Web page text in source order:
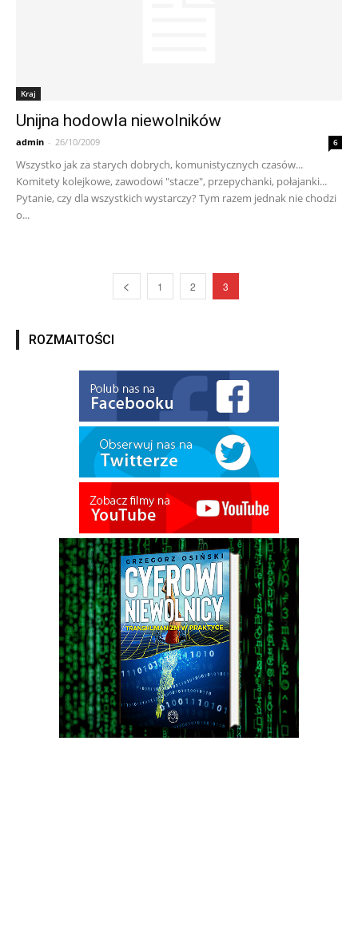
Kraj
Unijna hodowla niewolników
admin - 26/10/2009 6
Wszystko jak za starych dobrych, komunistycznych czasów...
Komitety kolejkowe, zawodowi "stacze", przepychanki, połajanki...
Pytanie, czy dla wszystkich wystarczy? Tym razem jednak nie chodzi
o...
1 2 3
ROZMAITOŚCI